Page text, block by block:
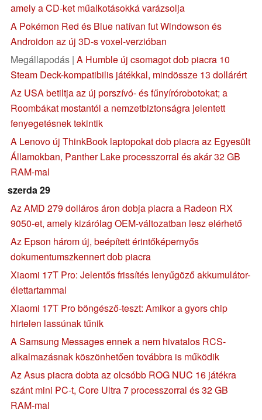
amely a CD-ket műalkotásokká varázsolja
A Pokémon Red és Blue natívan fut Windowson és
Androidon az új 3D-s voxel-verzióban
Megállapodás | A Humble új csomagot dob piacra 10
Steam Deck-kompatibilis játékkal, mindössze 13 dollárért
Az USA betiltja az új porszívó- és fűnyírórobotokat; a
Roombákat mostantól a nemzetbiztonságra jelentett
fenyegetésnek tekintik
A Lenovo új ThinkBook laptopokat dob piacra az Egyesült
Államokban, Panther Lake processzorral és akár 32 GB
RAM-mal
szerda 29
Az AMD 279 dolláros áron dobja piacra a Radeon RX
9050-et, amely kizárólag OEM-változatban lesz elérhető
Az Epson három új, beépített érintőképernyős
dokumentumszkennert dob piacra
Xiaomi 17T Pro: Jelentős frissítés lenyűgöző akkumulátor-
élettartammal
Xiaomi 17T Pro böngésző-teszt: Amikor a gyors chip
hirtelen lassúnak tűnik
A Samsung Messages ennek a nem hivatalos RCS-
alkalmazásnak köszönhetően továbbra is működik
Az Asus piacra dobta az olcsóbb ROG NUC 16 játékra
szánt mini PC-t, Core Ultra 7 processzorral és 32 GB
RAM-mal